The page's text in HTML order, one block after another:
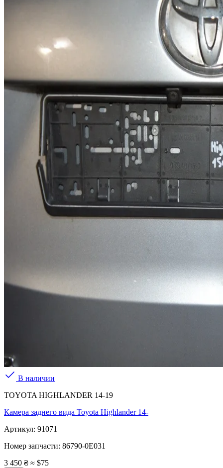
В наличии
TOYOTA HIGHLANDER 14-19
Камера заднего вида Toyota Highlander 14-
Артикул: 91071
Номер запчасти: 86790-0E031
3 450 ₴ ≈ $75